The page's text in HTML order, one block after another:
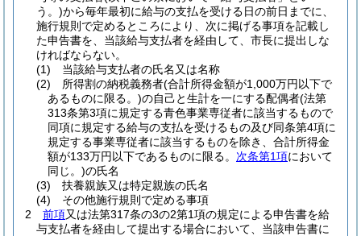
う。)から毎年最初に給与の支払を受ける日の前日までに、
施行規則で定めるところにより、次に掲げる事項を記載し
た申告書を、当該給与支払者を経由して、市長に提出しな
ければならない。
(1)
当該給与支払者の氏名又は名称
(2)
所得割の納税義務者(合計所得金額が1,000万円以下で
あるものに限る。)の自己と生計を一にする配偶者(法第
313条第3項に規定する青色事業専従者に該当するもので
同項に規定する給与の支払を受けるもの及び同条第4項に
規定する事業専従者に該当するものを除き、合計所得金
額が133万円以下であるものに限る。 次条第1項において
同じ。)の氏名
(3)
扶養親族又は特定親族の氏名
(4)
その他施行規則で定める事項
2
前項又は法第317条の3の2第1項の規定による申告書を給
与支払者を経由して提出する場合において、当該申告書に